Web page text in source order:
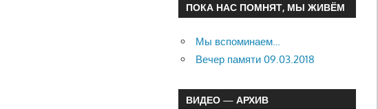
ПОКА НАС ПОМНЯТ, МЫ ЖИВЁМ
Мы вспоминаем…
Вечер памяти 09.03.2018
ВИДЕО — АРХИВ